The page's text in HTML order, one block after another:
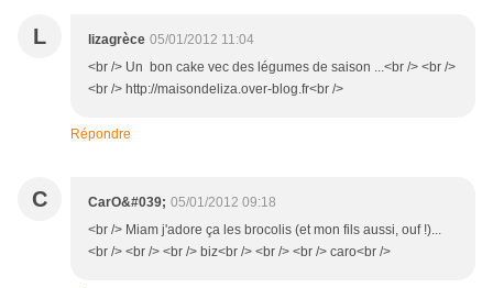
L lizagrèce 05/01/2012 11:04
<br /> Un bon cake vec des légumes de saison ...<br /> <br />
<br /> http://maisondeliza.over-blog.fr<br />
Répondre
C CarO&#039; 05/01/2012 09:18
<br /> Miam j'adore ça les brocolis (et mon fils aussi, ouf !)...
<br /> <br /> <br /> biz<br /> <br /> <br /> caro<br />